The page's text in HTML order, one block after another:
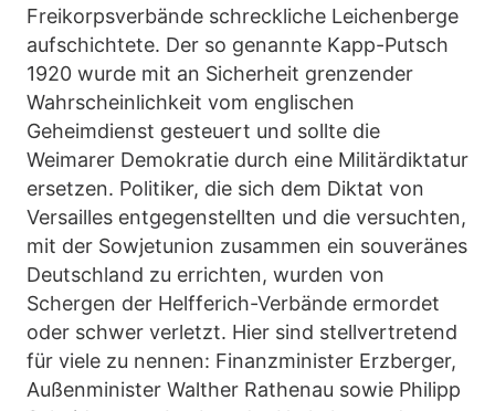
Freikorpsverbände schreckliche Leichenberge
aufschichtete. Der so genannte Kapp-Putsch
1920 wurde mit an Sicherheit grenzender
Wahrscheinlichkeit vom englischen
Geheimdienst gesteuert und sollte die
Weimarer Demokratie durch eine Militärdiktatur
ersetzen. Politiker, die sich dem Diktat von
Versailles entgegenstellten und die versuchten,
mit der Sowjetunion zusammen ein souveränes
Deutschland zu errichten, wurden von
Schergen der Helfferich-Verbände ermordet
oder schwer verletzt. Hier sind stellvertretend
für viele zu nennen: Finanzminister Erzberger,
Außenminister Walther Rathenau sowie Philipp